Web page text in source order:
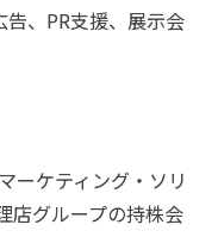
告、PR支援、展示会
ーケティング・ソリ
店グループの持株会